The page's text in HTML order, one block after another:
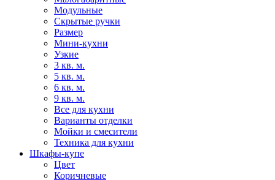
Модульные
Скрытые ручки
Размер
Мини-кухни
Узкие
3 кв. м.
5 кв. м.
6 кв. м.
9 кв. м.
Все для кухни
Варианты отделки
Мойки и смесители
Техника для кухни
Шкафы-купе
Цвет
Коричневые